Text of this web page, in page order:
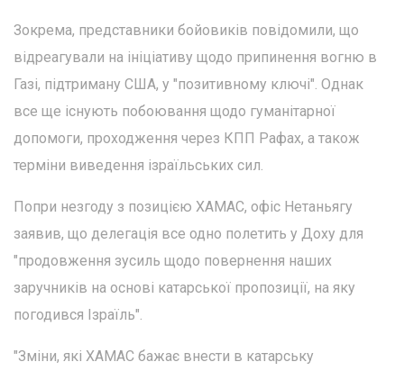
Зокрема, представники бойовиків повідомили, що
відреагували на ініціативу щодо припинення вогню в
Газі, підтриману США, у "позитивному ключі". Однак
все ще існують побоювання щодо гуманітарної
допомоги, проходження через КПП Рафах, а також
терміни виведення ізраїльських сил.
Попри незгоду з позицією ХАМАС, офіс Нетаньягу
заявив, що делегація все одно полетить у Доху для
"продовження зусиль щодо повернення наших
заручників на основі катарської пропозиції, на яку
погодився Ізраїль".
"Зміни, які ХАМАС бажає внести в катарську